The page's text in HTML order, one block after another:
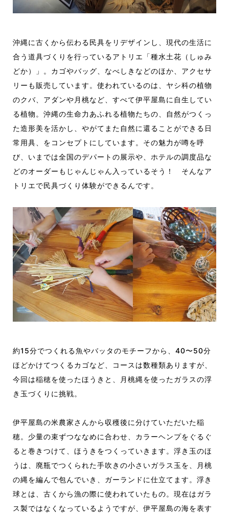
沖縄に古くから伝わる民具をリデザインし、現代の生活に
合う道具づくりを行っているアトリエ「種水土花（しゅみ
どか）
」。カゴやバッグ、なべしきなどのほか、アクセサ
リーも販売しています。 使われているのは、ヤシ科の植物
のクバ
アダンや 月桃など、 すべて伊平屋島に自生してい
る植物。沖縄の生命力あふれる植物たちの、自然がつくっ
た造形美を活かし、やがてまた自然に還ることができる日
常用具、 を コンセプト にしています 。 その魅力が噂を呼
び、いまでは全国のデパートの展示や、ホテルの調度品な
どのオーダーも じゃんじゃん入っているそう！ そんなア
トリエで民具づくり体験ができる んです 。
約15分でつくれる魚やバッタのモチーフから、 40〜50分
ほどかけてつくるカゴなど 、コースは数種類ありますが、
今回は稲穂を使ったほうきと、月桃縄を使ったガラスの浮
き玉づくりに挑戦。
伊平屋島の米農家さんから 収穫後に分けていただいた稲
穂。 少量の束ずつななめに合わせ、カラーヘンプをぐるぐ
ると巻 きつけて 、ほうきをつくっていきます 。 浮き玉のほ
うは、 廃瓶でつくられた手吹きの小さいガラス玉を、月桃
の縄を編んで包んでいき、ガーランドに仕立てます。浮き
球とは、 古くから漁の際に使われていたもの。現在はガラ
ス製ではなくなっているようですが
伊平屋島の海を表す